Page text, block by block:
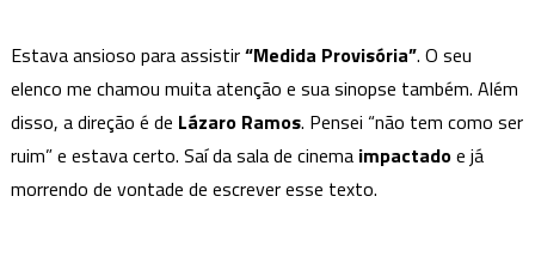
Provisória:
Um
filme
impactante
e
Estava ansioso para assistir“Medida Provisória”. O seu
elenco me chamou muita atenção e sua sinopse também. Além
disso, a direção é de Lázaro Ramos. Pensei “não tem como ser
ruim” e estava certo. Saí da sala de cinema impactadoe já
morrendo de vontade de escrever esse texto.